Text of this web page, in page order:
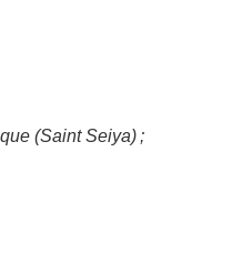
(Saint Seiya) ;